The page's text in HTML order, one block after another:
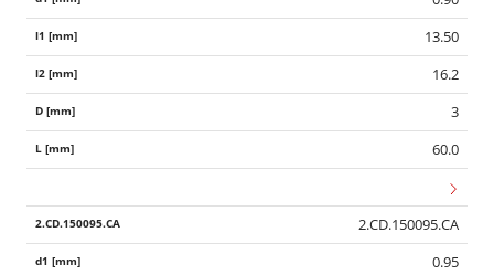
13.50
16.2
3
60.0
2.CD.150095.CA
0.95